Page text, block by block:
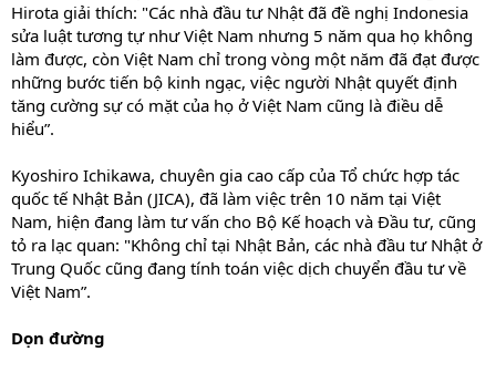
Hirota giải thích: "Các nhà đầu tư Nhật đã đề nghị Indonesia
sửa luật tương tự như Việt Nam nhưng 5 năm qua họ không
làm được, còn Việt Nam chỉ trong vòng một năm đã đạt được
những bước tiến bộ kinh ngạc, việc người Nhật quyết định
tăng cường sự có mặt của họ ở Việt Nam cũng là điều dễ
hiểu”.
Kyoshiro Ichikawa, chuyên gia cao cấp của Tổ chức hợp tác
quốc tế Nhật Bản (JICA), đã làm việc trên 10 năm tại Việt
Nam, hiện đang làm tư vấn cho Bộ Kế hoạch và Đầu tư, cũng
tỏ ra lạc quan: "Không chỉ tại Nhật Bản, các nhà đầu tư Nhật ở
Trung Quốc cũng đang tính toán việc dịch chuyển đầu tư về
Việt Nam”.
Dọn đường